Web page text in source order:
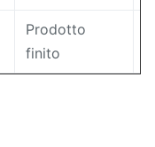
Prodotto
finito